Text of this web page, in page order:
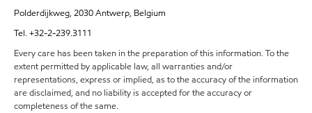
Polderdijkweg, 2030 Antwerp, Belgium
Tel. +32-2-239.3111
Every care has been taken in the preparation of this information. To the
extent permitted by applicable law, all warranties and/or
representations, express or implied, as to the accuracy of the information
are disclaimed, and no liability is accepted for the accuracy or
completeness of the same.